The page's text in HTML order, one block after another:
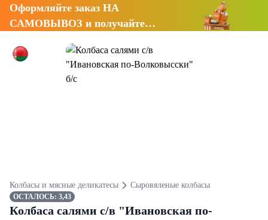
Оформляйте заказ НА
САМОВЫВОЗ и получайте
Колбасы и мясные деликатесы Сыровяленые колбасы
ОСТАЛОСЬ: 3,43
Колбаса салями с/в "Ивановская по-